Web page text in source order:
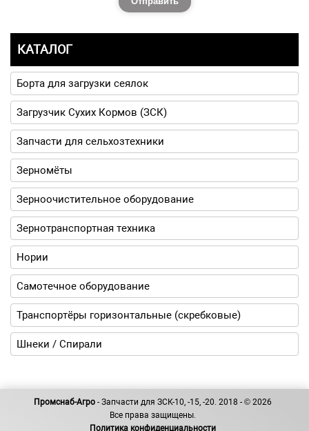
КАТАЛОГ
Борта для загрузки сеялок
Загрузчик Сухих Кормов (ЗСК)
Запчасти для сельхозтехники
Зерномёты
Зерноочистительное оборудование
Зернотранспортная техника
Нории
Самотечное оборудование
Транспортёры горизонтальные (скребковые)
Шнеки / Спирали
Промснаб-Агро - Запчасти для ЗСК-10, -15, -20. 2018 - © 2026
Все права защищены.
Политика конфиденциальности